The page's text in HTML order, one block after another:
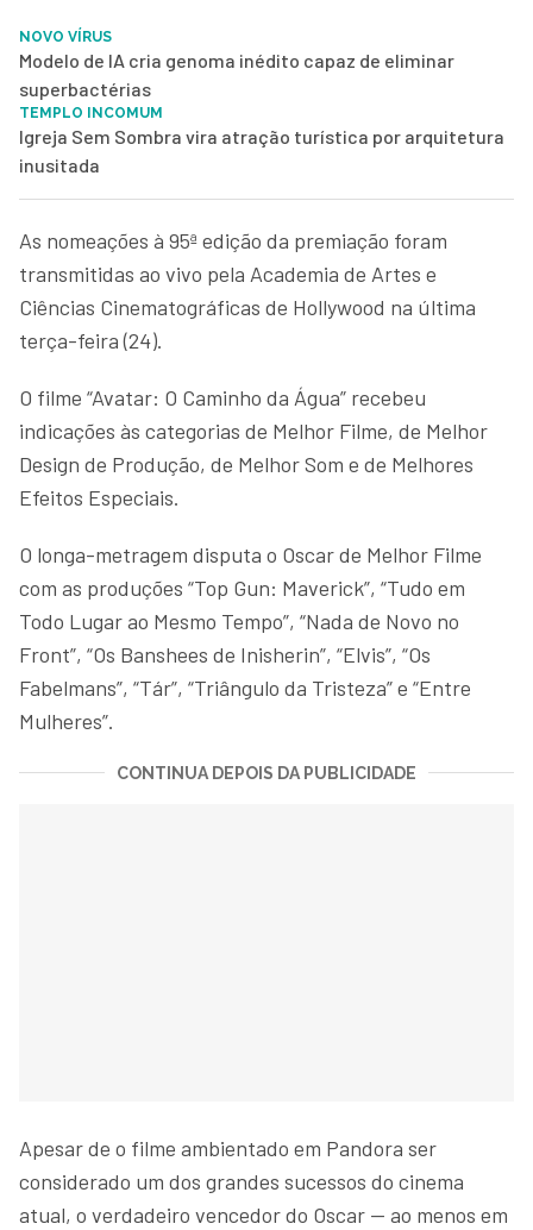
NOVO VÍRUS
Modelo de IA cria genoma inédito capaz de eliminar
superbactérias
TEMPLO INCOMUM
Igreja Sem Sombra vira atração turística por arquitetura
inusitada
As nomeações à 95ª edição da premiação foram
transmitidas ao vivo pela Academia de Artes e
Ciências Cinematográficas de Hollywood na última
terça-feira (24).
O filme “Avatar: O Caminho da Água” recebeu
indicações às categorias de Melhor Filme, de Melhor
Design de Produção, de Melhor Som e de Melhores
Efeitos Especiais.
O longa-metragem disputa o Oscar de Melhor Filme
com as produções “Top Gun: Maverick”, “Tudo em
Todo Lugar ao Mesmo Tempo”, “Nada de Novo no
Front”, “Os Banshees de Inisherin”, “Elvis”, “Os
Fabelmans”, “Tár”, “Triângulo da Tristeza” e “Entre
Mulheres”.
CONTINUA DEPOIS DA PUBLICIDADE
Apesar de o filme ambientado em Pandora ser
considerado um dos grandes sucessos do cinema
atual, o verdadeiro vencedor do Oscar — ao menos em